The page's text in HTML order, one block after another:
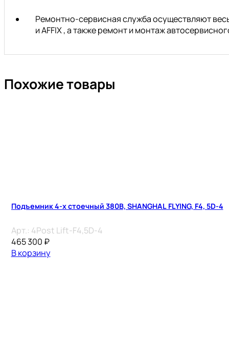
Ремонтно-сервисная служба осуществляют
и AFFIX , а также ремонт и монтаж
Похожие товары
Подъемник 4-х стоечный 380В, SHANGHAL FLYING, F4, 5D-4
Арт.: 4Post Lift-F4,5D-4
465 300 ₽
В корзину